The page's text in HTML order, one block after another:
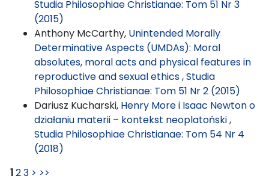
Studia Philosophiae Christianae: Tom 51 Nr 3
(2015)
Anthony McCarthy, Unintended Morally
Determinative Aspects (UMDAs): Moral
absolutes, moral acts and physical features in
reproductive and sexual ethics,Studia
Philosophiae Christianae: Tom 51 Nr 2 (2015)
Dariusz Kucharski, Henry More i Isaac Newton o
działaniu materii – kontekst neoplatoński,
Studia Philosophiae Christianae: Tom 54 Nr 4
(2018)
123 > >>